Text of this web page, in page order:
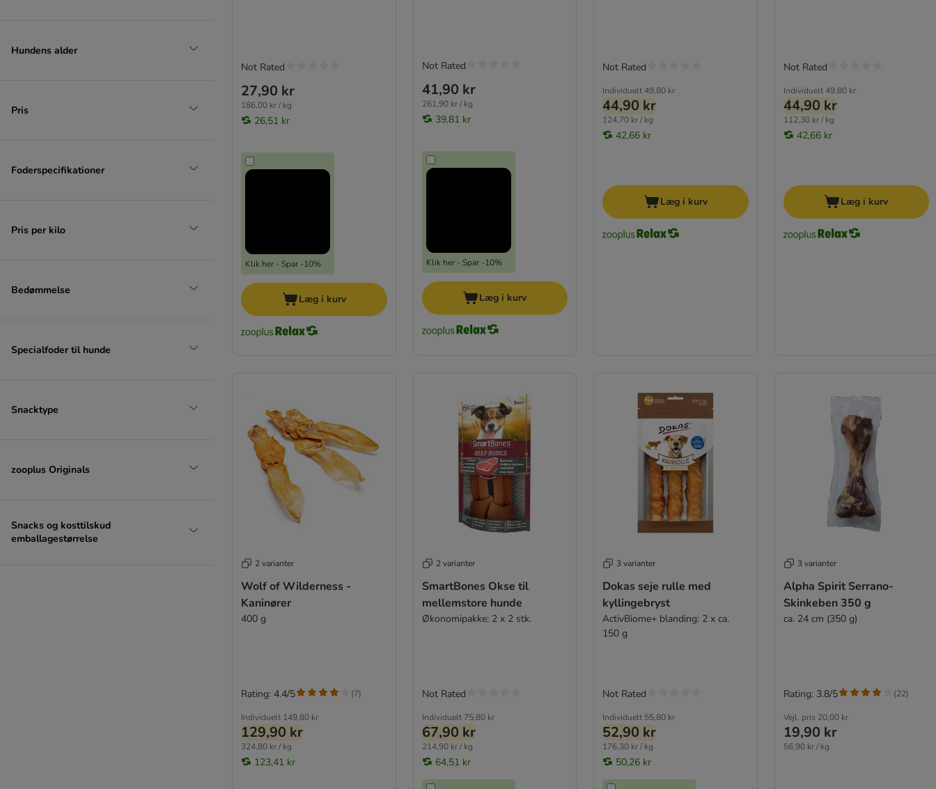
Hundens alder
Pris
Foderspecifikationer
Pris per kilo
Bedømmelse
Specialfoder til hunde
Snacktype
zooplus Originals
Snacks og kosttilskud
emballagestørrelse
27,90 kr
186,00 kr / kg
26,51 kr
Klik her - Spar -10%
Not Rated
Læg i kurv
41,90 kr
261,90 kr / kg
39,81 kr
Klik her - Spar -10%
Not Rated
Læg i kurv
Individuelt49,80 kr
44,90 kr
124,70 kr / kg
42,66 kr
Not Rated
Læg i kurv
Individuelt 49,80 kr
44,90 kr
112,30 kr / kg
42,66 kr
Not Rated
Læg i kurv
2 varianter
Wolf of Wilderness -
Kaninører
400 g
Individuelt 149,80 kr
129,90 kr
324,80 kr / kg
123,41 kr
Rating: 4.4/5 (7)
2 varianter
SmartBones Okse til
mellemstore hunde
Økonomipakke: 2 x 2 stk.
Individuelt 75,80 kr
67,90 kr
214,90 kr / kg
64,51 kr
Not Rated
3 varianter
Dokas seje rulle med
kyllingebryst
ActivBiome+ blanding: 2 x ca.
150 g
Individuelt 55,80 kr
52,90 kr
176,30 kr / kg
50,26 kr
Not Rated
3 varianter
Alpha Spirit Serrano-
Skinkeben 350 g
ca. 24 cm (350 g)
Vejl. pris 20,00 kr
19,90 kr
56,90 kr / kg
Rating: 3.8/5 (22)